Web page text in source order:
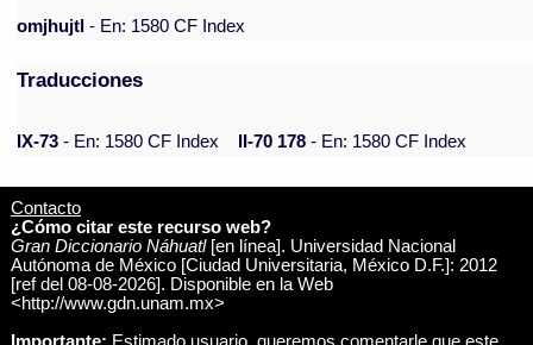
omjhujtl - En: 1580 CF Index
Traducciones
IX-73 - En: 1580 CF Index II-70 178 - En: 1580 CF Index
Contacto
¿Cómo citar este recurso web?
Gran Diccionario Náhuatl[en línea]. Universidad Nacional
Autónoma de México [Ciudad Universitaria, México D.F.]: 2012
[ref del 08-08-2026]. Disponible en la Web
<http://www.gdn.unam.mx>
Importante: Estimado usuario, queremos comentarle que este